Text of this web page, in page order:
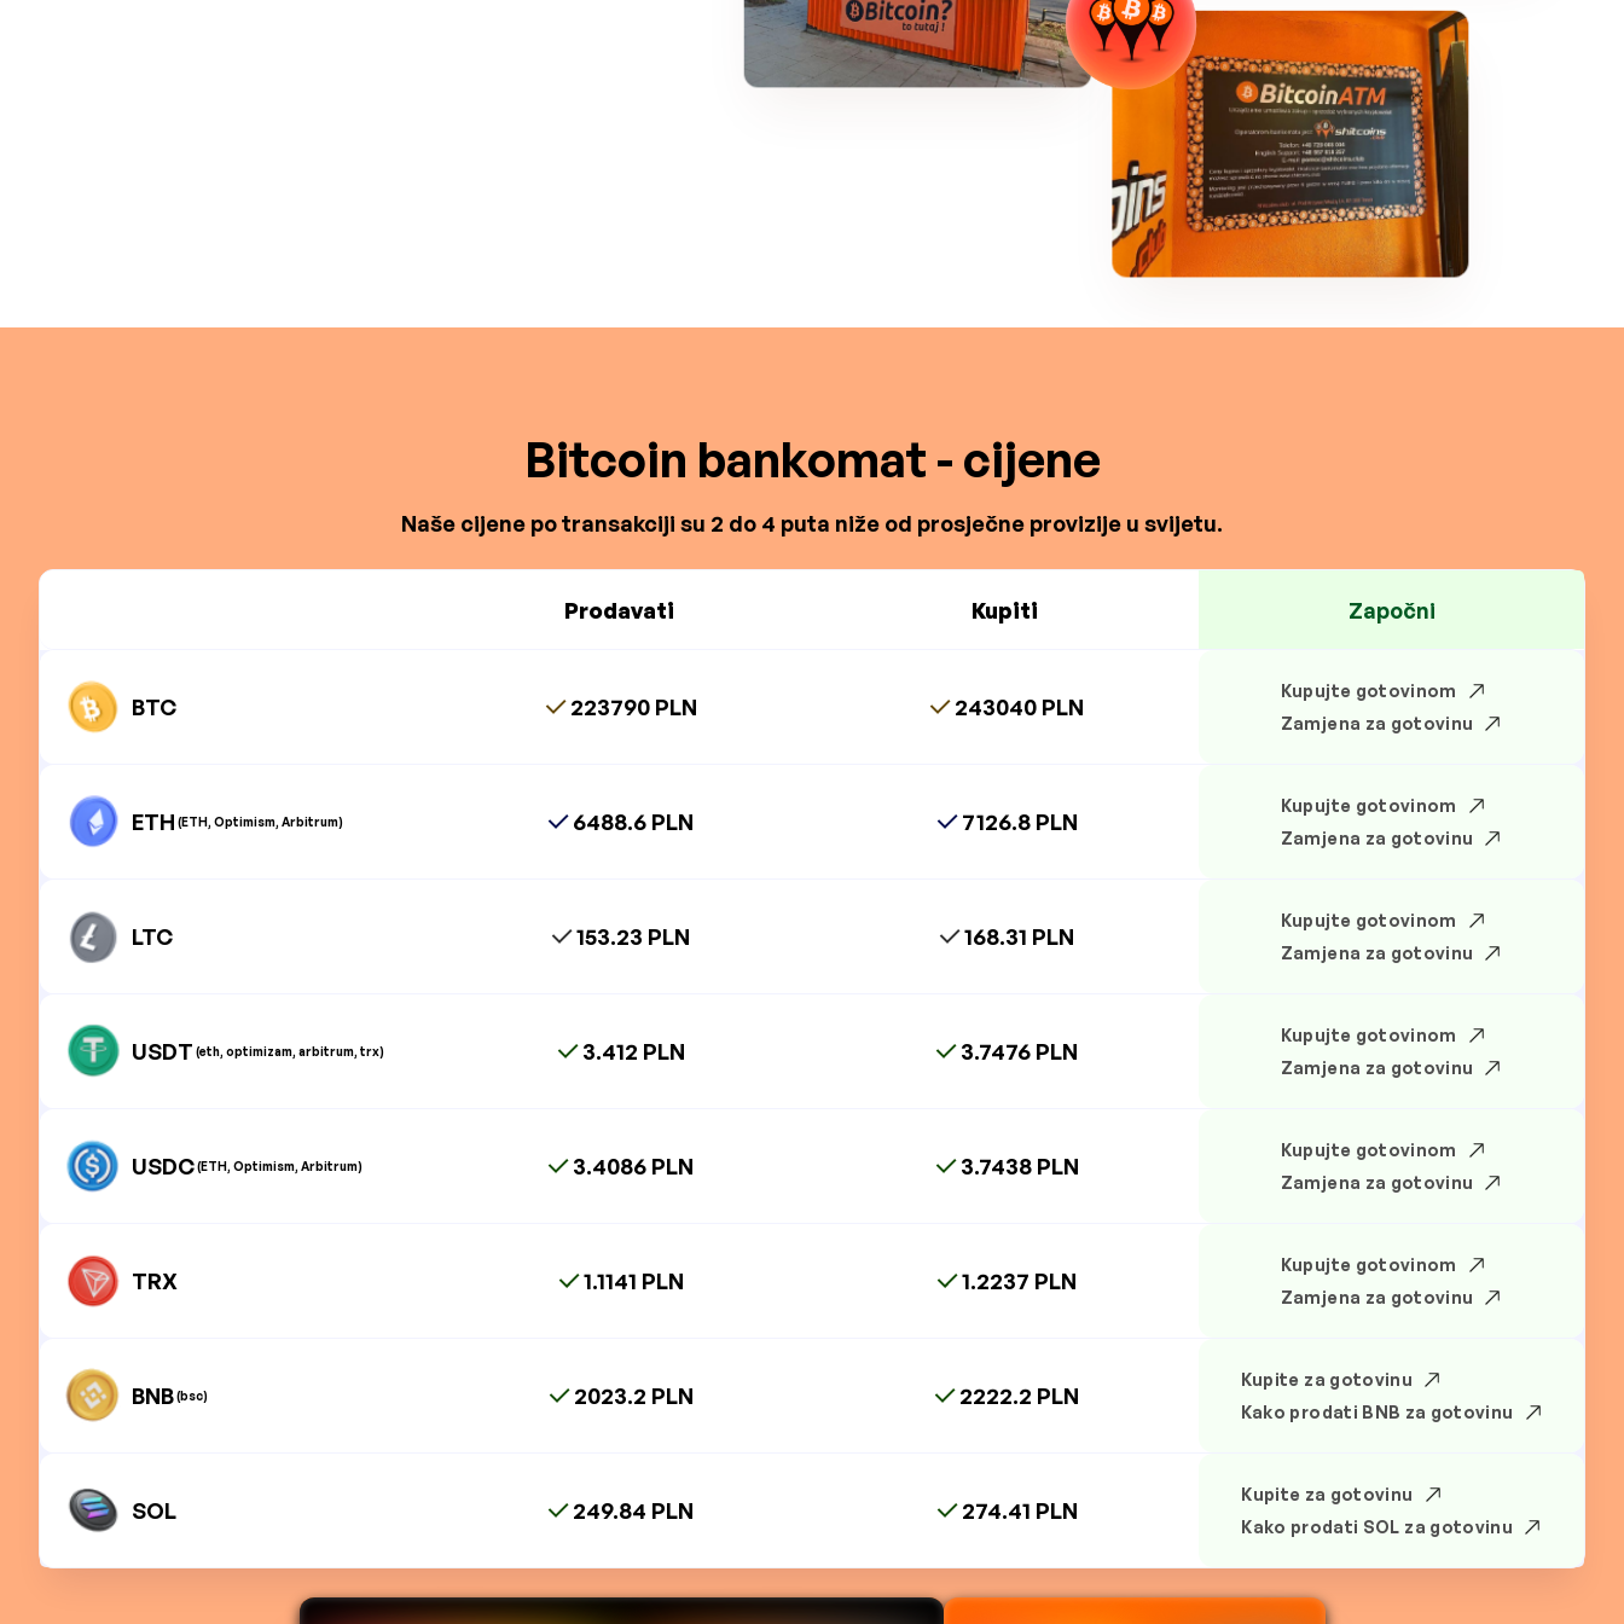
Bitcoin bankomat - cijene
Naše cijene po transakciji su 2 do 4 puta niže od prosječne provizije u svijetu.
Prodavati Kupiti Započni
BTC 223790 PLN 243040 PLN
Kupujte gotovinom
Zamjena za gotovinu
ETH (ETH, Optimism, Arbitrum) 6488.6 PLN 7126.8 PLN
Kupujte gotovinom
Zamjena za gotovinu
LTC 153.23 PLN 168.31 PLN
Kupujte gotovinom
Zamjena za gotovinu
USDT (eth, optimizam, arbitrum, trx) 3.412 PLN 3.7476 PLN
Kupujte gotovinom
Zamjena za gotovinu
USDC(ETH, Optimism, Arbitrum) 3.4086 PLN 3.7438 PLN
Kupujte gotovinom
Zamjena za gotovinu
TRX 1.1141 PLN 1.2237 PLN
Kupujte gotovinom
Zamjena za gotovinu
BNB(bsc) 2023.2 PLN 2222.2 PLN
Kupite za gotovinu
Kako prodati BNB za gotovinu
SOL 249.84 PLN 274.41 PLN
Kupite za gotovinu
Kako prodati SOL za gotovinu